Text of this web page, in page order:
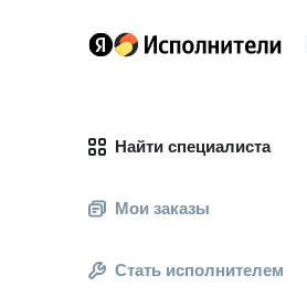
Найти специалиста
Мои заказы
Стать исполнителем